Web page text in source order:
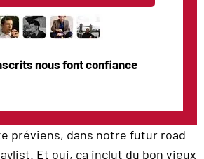
nous font confiance
préviens, dans notre futur road
Et oui, ça inclut du bon vieux